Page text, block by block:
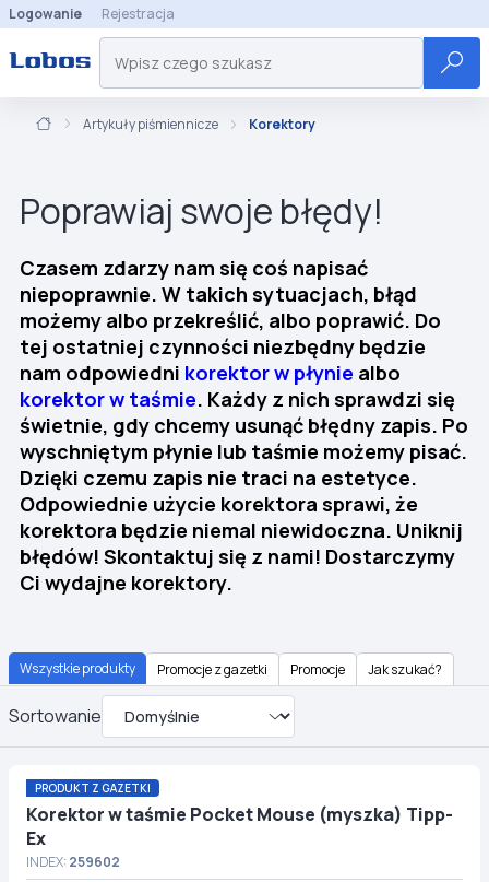
Logowanie Rejestracja
Artykuły piśmiennicze Korektory
Poprawiaj swoje błędy!
Czasem zdarzy nam się coś napisać
niepoprawnie. W takich sytuacjach, błąd
możemy albo przekreślić, albo poprawić. Do
tej ostatniej czynności niezbędny będzie
nam odpowiedni korektor w płynie albo
korektor w taśmie. Każdy z nich sprawdzi się
świetnie, gdy chcemy usunąć błędny zapis. Po
wyschniętym płynie lub taśmie możemy pisać.
Dzięki czemu zapis nie traci na estetyce.
Odpowiednie użycie korektora sprawi, że
korektora będzie niemal niewidoczna. Uniknij
błędów! Skontaktuj się z nami! Dostarczymy
Ci wydajne korektory.
Wszystkie produkty Promocje z gazetki Promocje Jak szukać?
Sortowanie
PRODUKT Z GAZETKI
Korektor w taśmie Pocket Mouse (myszka) Tipp-
Ex
INDEX:259602